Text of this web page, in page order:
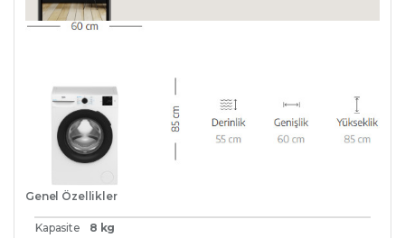
Genel Özellikler
Kapasite
8 kg